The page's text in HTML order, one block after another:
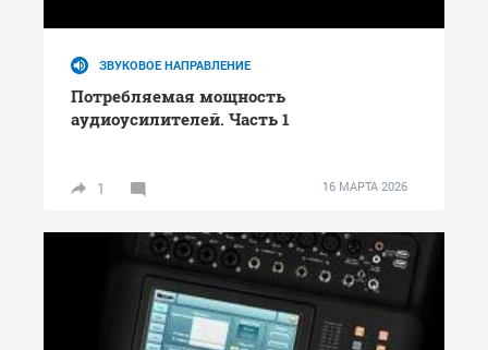
ЗВУКОВОЕ НАПРАВЛЕНИЕ
Потребляемая мощность
аудиоусилителей. Часть 1
1 16 МАРТА 2026